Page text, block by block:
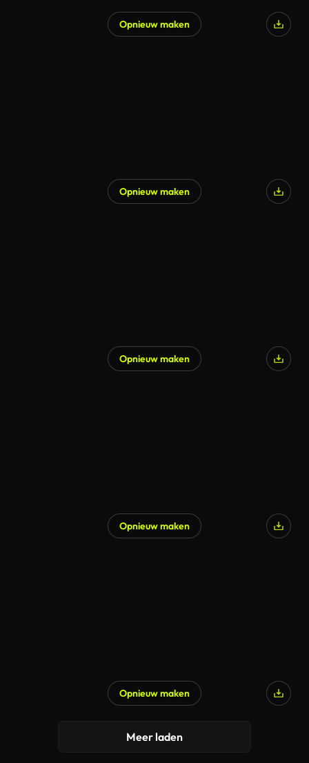
Opnieuw maken
Opnieuw maken
Opnieuw maken
Opnieuw maken
Opnieuw maken
Meer laden